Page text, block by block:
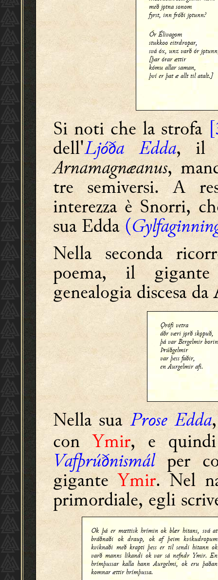
með jǫtna sonom
fyrst, inn fróði jǫtunn?
Ór Élivagom
stukkoo eitrdropar,
svá óx, unz varð ór
[þar órar ættir
kómu allar saman,
því er þat æ allt til atalt.]
Si noti che la strofa
dell'Ljóða Edda,
Arnamagnæanus,
tre semiversi. A
interezza è Snorri,
sua Edda(
Nella seconda
poema, il
genealogia discesa da
Ǫrófi vetra
áðr væri jǫrð skǫpuð,
þá var Bergelmir
Þrúðgelmir
var þess faðir,
en Aurgelmir afi.
Nella suaProse Edda
conYmir, e
Vafþrúðnismálper
giganteYmir. Nel
primordiale, egli
Ok þá er mœttisk hrímin ok blær hitans, svá at
bráðnaði ok draup, ok af þeim kvikudropum
kviknaði með krapti þess er til sendi hitann ok
varð manns líkandi ok var sá nefndr Ymir. En
hrímþussar kalla hann Aurgelmi, ok eru þaðan
komnar ættir hrímþussa.